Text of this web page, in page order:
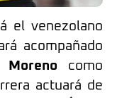
el venezolano
acompañado
como
actuará de